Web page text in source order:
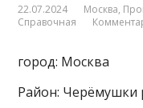
22.07.2024 Москва,
Справочная
город: Москва
Район: Черёмушки